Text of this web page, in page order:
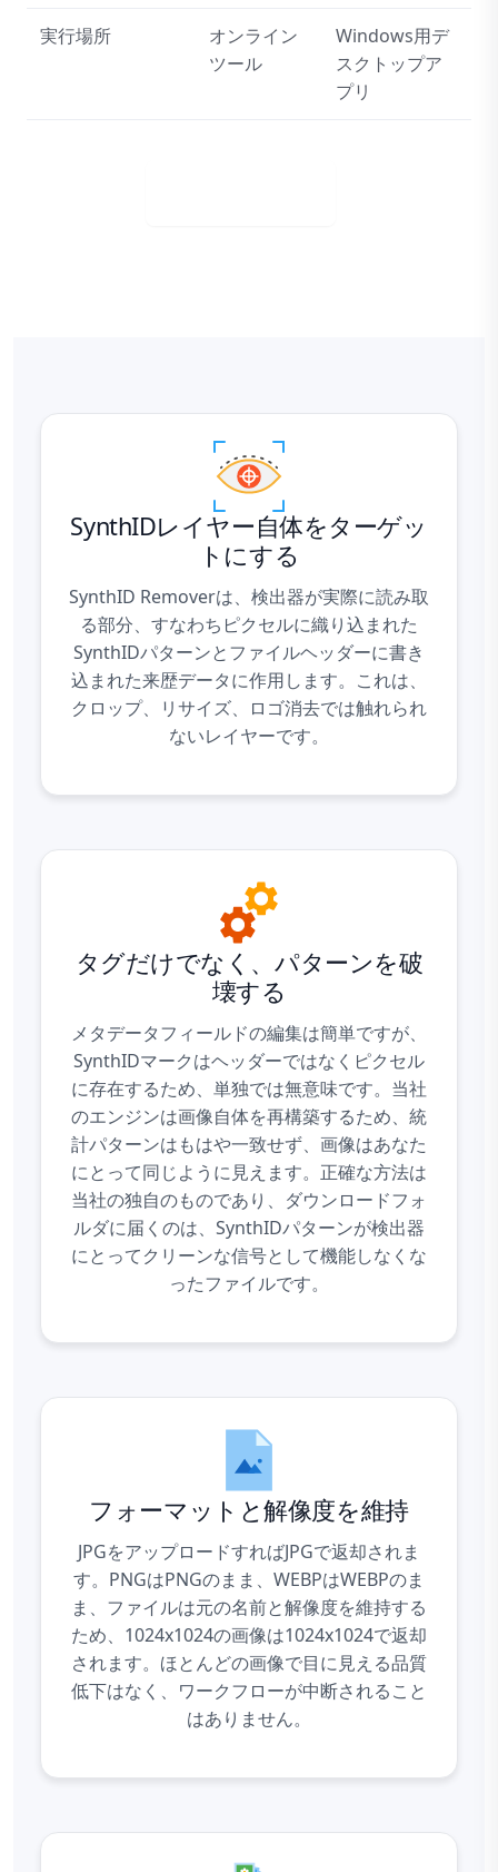
実行場所
オンライン
ツール
Windows用デ
スクトップア
プリ
SynthIDレイヤー自体をターゲッ
トにする
SynthID Removerは、検出器が実際に読み取
る部分、すなわちピクセルに織り込まれた
SynthIDパターンとファイルヘッダーに書き
込まれた来歴データに作用します。これは、
クロップ、リサイズ、ロゴ消去では触れられ
ないレイヤーです。
タグだけでなく、パターンを破
壊する
メタデータフィールドの編集は簡単ですが、
SynthIDマークはヘッダーではなくピクセル
に存在するため、単独では無意味です。当社
のエンジンは画像自体を再構築するため、統
計パターンはもはや一致せず、画像はあなた
にとって同じように見えます。正確な方法は
当社の独自のものであり、ダウンロードフォ
ルダに届くのは、SynthIDパターンが検出器
にとってクリーンな信号として機能しなくな
ったファイルです。
フォーマットと解像度を維持
JPGをアップロードすればJPGで返却されま
す。PNGはPNGのまま、WEBPはWEBPのま
ま、ファイルは元の名前と解像度を維持する
ため、1024x1024の画像は1024x1024で返却
されます。ほとんどの画像で目に見える品質
低下はなく、ワークフローが中断されること
はありません。